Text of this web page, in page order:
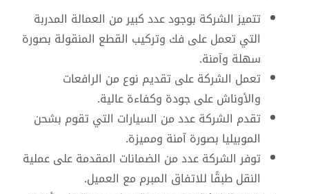
تتميز الشركة بوجود عدد كبير من العمالة المدربة
التي تعمل على فك وتركيب القطع المنقولة بصورة
سهلة وآمنة.
تعمل الشركة على تقديم نوع من الرافعات
والأوناش على جودة وكفاءة عالية.
تقدم الشركة عدد من السيارات التي تقوم بشحن
الموبيليا بصورة آمنة ومميزة.
توفر الشركة عدد من الضمانات المقدمة على عملية
النقل طبقًا للاتفاق المبرم مع العميل.